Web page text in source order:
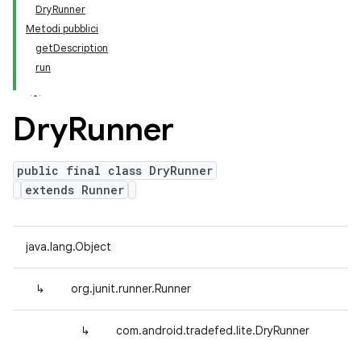
DryRunner
Metodi pubblici
getDescription
run
DryRunner
public final class DryRunner
extends Runner
java.lang.Object
↳ org.junit.runner.Runner
↳ com.android.tradefed.lite.DryRunner